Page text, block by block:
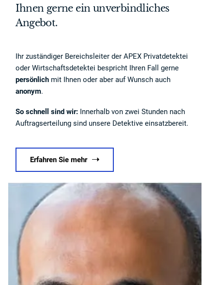
Ihnen gerne ein unverbindliches
Angebot.
Ihr zuständiger Bereichsleiter der APEX Privatdetektei
oder Wirtschaftsdetektei bespricht Ihren Fall gerne
persönlich mit Ihnen oder aber auf Wunsch auch
anonym.
So schnell sind wir: Innerhalb von zwei Stunden nach
Auftragserteilung sind unsere Detektive einsatzbereit.
Erfahren Sie mehr